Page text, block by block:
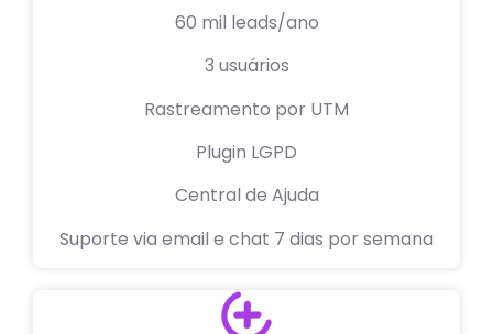
60 mil leads/ano
3 usuários
Rastreamento por UTM
Plugin LGPD
Central de Ajuda
Suporte via email e chat 7 dias por semana